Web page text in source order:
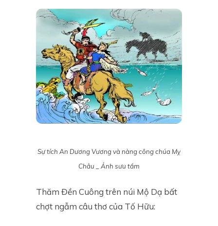
Sự tích An Dương Vương và nàng công chúa Mỵ
Châu _ Ảnh sưu tầm
Thăm Đền Cuông trên núi Mộ Dạ bất
chợt ngẫm câu thơ của Tố Hữu: